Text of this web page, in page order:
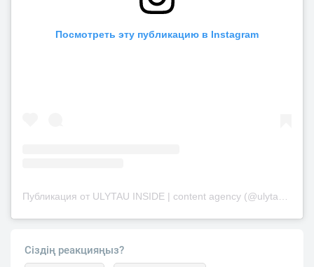
Посмотреть эту публикацию в Instagram
Сіздің реакцияңыз?